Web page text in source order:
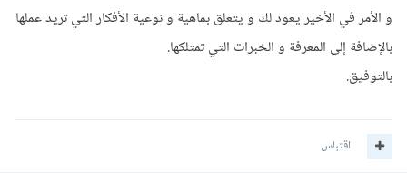
و الأمر في الأخير يعود لك و يتعلق بماهية و نوعية الأفكار التي تريد عملها
بالإضافة إلى المعرفة و الخبرات التي تمتلكها.
بالتوفيق.
اقتباس